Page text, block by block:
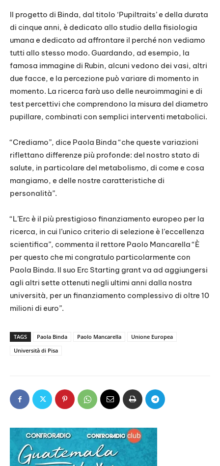
Il progetto di Binda, dal titolo ‘Pupiltraits’ e della durata
di cinque anni, è dedicato allo studio della fisiologia
umana e dedicato ad affrontare il perché non vediamo
tutti allo stesso modo. Guardando, ad esempio, la
famosa immagine di Rubin, alcuni vedono dei vasi, altri
due facce, e la percezione può variare di momento in
momento. La ricerca farà uso delle neuroimmagini e di
test percettivi che comprendono la misura del diametro
pupillare, combinati con semplici interventi metabolici.
“Crediamo”, dice Paola Binda “che queste variazioni
riflettano differenze più profonde: del nostro stato di
salute, in particolare del metabolismo, di come e cosa
mangiamo, e delle nostre caratteristiche di
personalità”.
“L’Erc è il più prestigioso finanziamento europeo per la
ricerca, in cui l’unico criterio di selezione è l’eccellenza
scientifica”, commenta il rettore Paolo Mancarella “È
per questo che mi congratulo particolarmente con
Paola Binda. Il suo Erc Starting grant va ad aggiungersi
agli altri sette ottenuti negli ultimi anni dalla nostra
università, per un finanziamento complessivo di oltre 10
milioni di euro”.
TAGS Paola Binda Paolo Mancarella
Unione Europea
Università di Pisa